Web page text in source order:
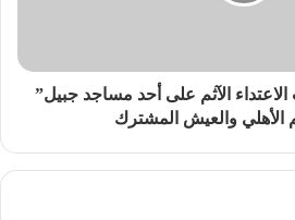
الآثم على أحد مساجد جبيل”
الأهلي والعيش المشترك